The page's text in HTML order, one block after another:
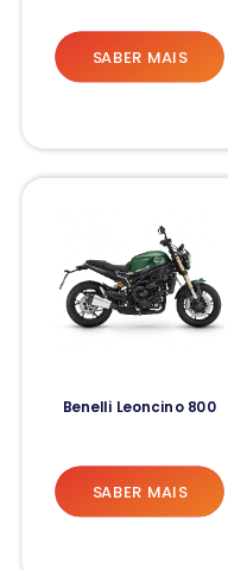
SABER MAIS
Benelli Leoncino 800
SABER MAIS